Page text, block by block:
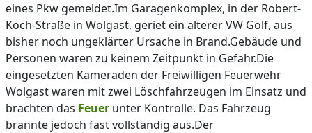
eines Pkw gemeldet.Im Garagenkomplex, in der Robert-
Koch-Straße in Wolgast, geriet ein älterer VW Golf, aus
bisher noch ungeklärter Ursache in Brand.Gebäude und
Personen waren zu keinem Zeitpunkt in Gefahr.Die
eingesetzten Kameraden der Freiwilligen Feuerwehr
Wolgast waren mit zwei Löschfahrzeugen im Einsatz und
brachten das Feuer unter Kontrolle. Das Fahrzeug
brannte jedoch fast vollständig aus.Der